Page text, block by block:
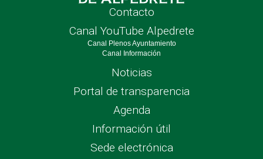
Contacto
Canal YouTube Alpedrete
Canal Plenos Ayuntamiento
Canal Información
Noticias
Portal de transparencia
Agenda
Información útil
Sede electrónica